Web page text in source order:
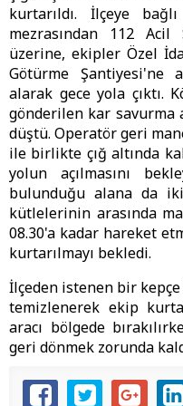
kurtarıldı. İlçeye
mezrasından 112
üzerine, ekipler Özel
Götürme Şantiyesi'ne
alarak gece yola çıktı.
gönderilen kar savurma
düştü. Operatör geri
ile birlikte çığ altında
yolun açılmasını
bulunduğu alana da
kütlelerinin arasında
08.30'a kadar hareket
kurtarılmayı bekledi.
İlçeden istenen bir
temizlenerek ekip
aracı bölgede
geri dönmek zorunda